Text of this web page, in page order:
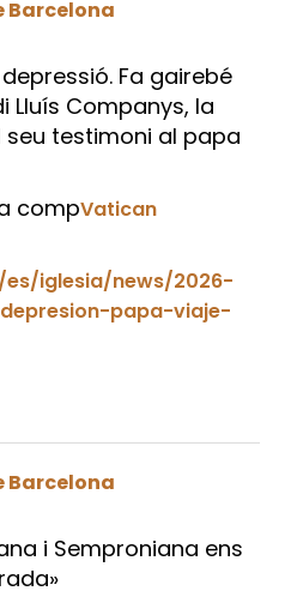
Barcelona
Fa gairebé
Lluís Companys, la
testimoni al papa
compVatican
iglesia/news/2026-
papa-viaje-
Barcelona
i Semproniana ens